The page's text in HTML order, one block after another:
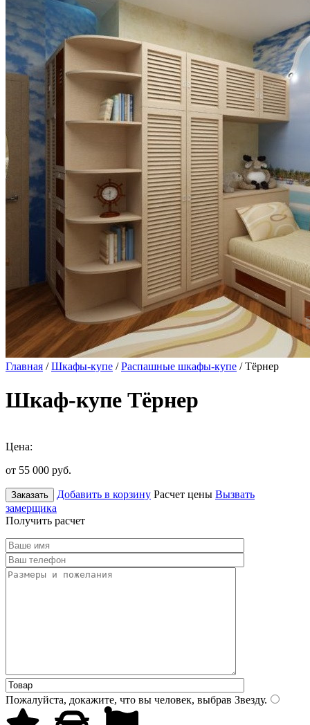
Главная /Шкафы-купе /Распашные шкафы-купе / Тёрнер
Шкаф-купе Тёрнер
Цена:
от 55 000 руб.
Заказать Добавить в корзину Расчет цены Вызвать
замерщика
Получить расчет
Пожалуйста, докажите, что вы человек, выбрав Звезду.